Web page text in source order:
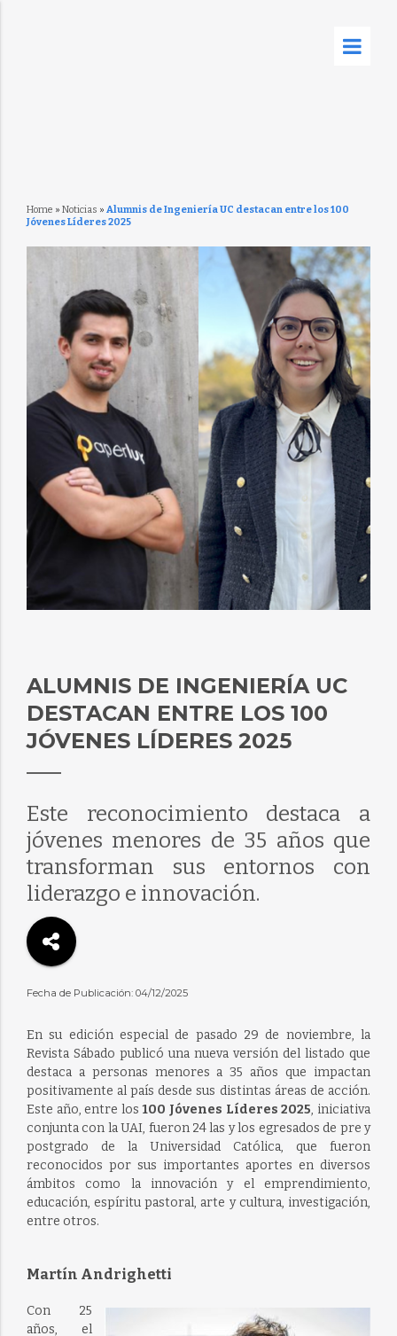
Home » Noticias » Alumnis de Ingeniería UC destacan entre los 100
Jóvenes Líderes 2025
ALUMNIS DE INGENIERÍA UC
DESTACAN ENTRE LOS 100
JÓVENES LÍDERES 2025
Este reconocimiento destaca a
jóvenes menores de 35 años que
transforman sus entornos con
liderazgo e innovación.
Fecha de Publicación: 04/12/2025
En su edición especial de pasado 29 de noviembre, la
Revista Sábado publicó una nueva versión del listado que
destaca a personas menores a 35 años que impactan
positivamente al país desde sus distintas áreas de acción.
Este año, entre los 100 Jóvenes Líderes 2025, iniciativa
conjunta con la UAI, fueron 24 las y los egresados de pre y
postgrado de la Universidad Católica, que fueron
reconocidos por sus importantes aportes en diversos
ámbitos como la innovación y el emprendimiento,
educación, espíritu pastoral, arte y cultura, investigación,
entre otros.
Martín Andrighetti
Con 25
años, el